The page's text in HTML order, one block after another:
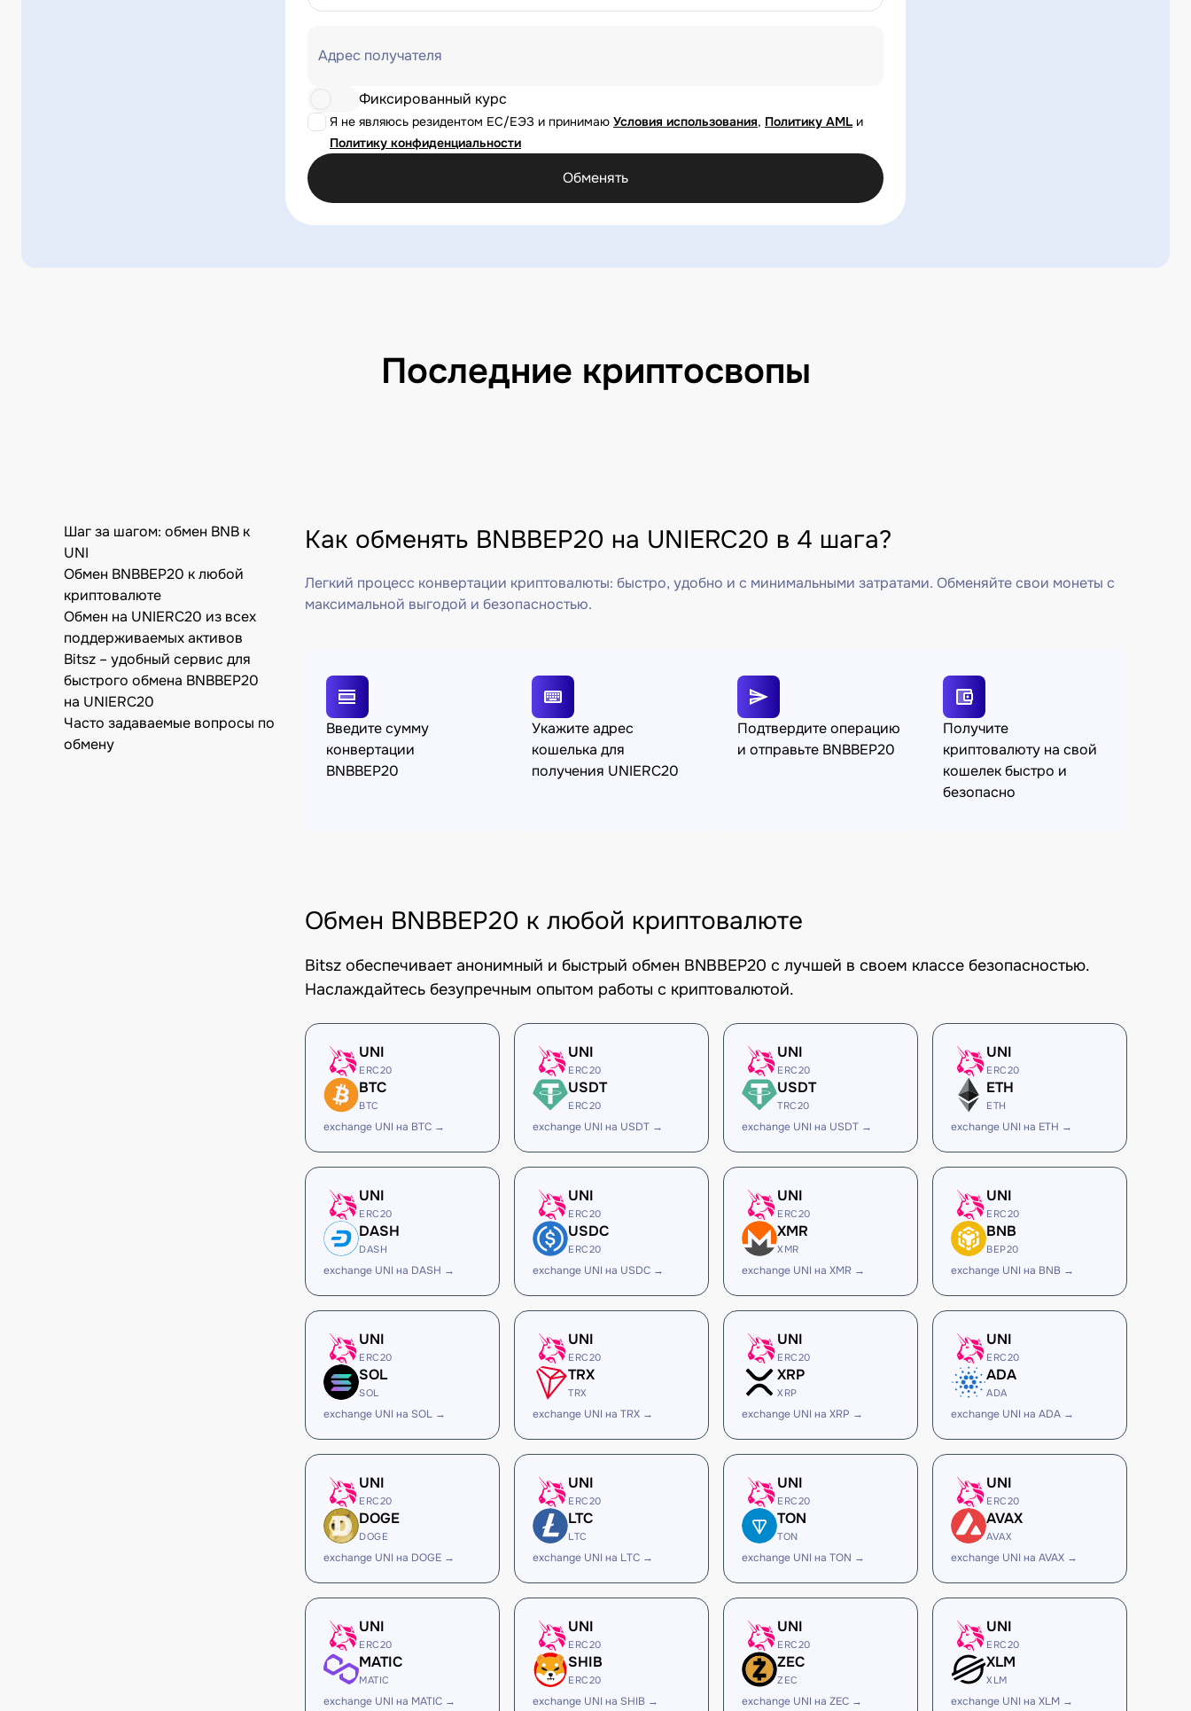
Адрес получателя
Я не являюсь резидентом ЕС/ЕЭЗ и принимаю Условия использования, Политику AML и
Политику конфиденциальности
Фиксированный курс
Обменять
Последние криптосвопы
Шаг за шагом: обмен BNB к
UNI
Обмен BNBBEP20 к любой
криптовалюте
Обмен на UNIERC20 из всех
поддерживаемых активов
Bitsz – удобный сервис для
быстрого обмена BNBBEP20
на UNIERC20
Часто задаваемые вопросы по
обмену
Как обменять BNBBEP20 на UNIERC20 в 4 шага?
Легкий процесс конвертации криптовалюты: быстро, удобно и с минимальными затратами. Обменяйте свои монеты с
максимальной выгодой и безопасностью.
Введите сумму
конвертации
BNBBEP20
Укажите адрес
кошелька для
получения UNIERC20
Подтвердите операцию
и отправьте BNBBEP20
Получите
криптовалюту на свой
кошелек быстро и
безопасно
Обмен BNBBEP20 к любой криптовалюте
Bitsz обеспечивает анонимный и быстрый обмен BNBBEP20 с лучшей в своем классе безопасностью.
Наслаждайтесь безупречным опытом работы с криптовалютой.
UNI
ERC20
BTC
BTC
exchange UNI на BTC →
UNI
ERC20
USDT
ERC20
exchange UNI на USDT →
UNI
ERC20
USDT
TRC20
exchange UNI на USDT →
UNI
ERC20
ETH
ETH
exchange UNI на ETH →
UNI
ERC20
DASH
DASH
exchange UNI на DASH →
UNI
ERC20
USDC
ERC20
exchange UNI на USDC →
UNI
ERC20
XMR
XMR
exchange UNI на XMR →
UNI
ERC20
BNB
BEP20
exchange UNI на BNB →
UNI
ERC20
SOL
SOL
exchange UNI на SOL →
UNI
ERC20
TRX
TRX
exchange UNI на TRX →
UNI
ERC20
XRP
XRP
exchange UNI на XRP →
UNI
ERC20
ADA
ADA
exchange UNI на ADA →
UNI
ERC20
DOGE
DOGE
exchange UNI на DOGE →
UNI
ERC20
LTC
LTC
exchange UNI на LTC →
UNI
ERC20
TON
TON
exchange UNI на TON →
UNI
ERC20
AVAX
AVAX
exchange UNI на AVAX →
UNI
ERC20
MATIC
MATIC
exchange UNI на MATIC →
UNI
ERC20
SHIB
ERC20
exchange UNI на SHIB →
UNI
ERC20
ZEC
ZEC
exchange UNI на ZEC →
UNI
ERC20
XLM
XLM
exchange UNI на XLM →